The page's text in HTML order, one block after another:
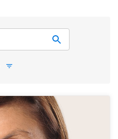
filter_list